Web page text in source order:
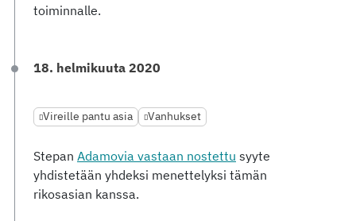
toiminnalle.
18. helmikuuta 2020
Vireille pantu asia Vanhukset
Stepan Adamovia vastaan nostettu syyte
yhdistetään yhdeksi menettelyksi tämän
rikosasian kanssa.